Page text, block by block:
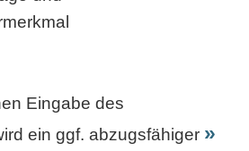
Eingabe des
ein ggf. abzugsfähiger